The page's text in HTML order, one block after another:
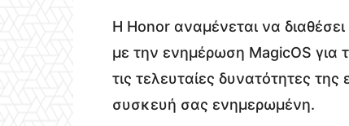
Η Honor αναμένεται να
με την ενημέρωση MagicOS για
τις τελευταίες δυνατότητες
συσκευή σας ενημερωμένη.